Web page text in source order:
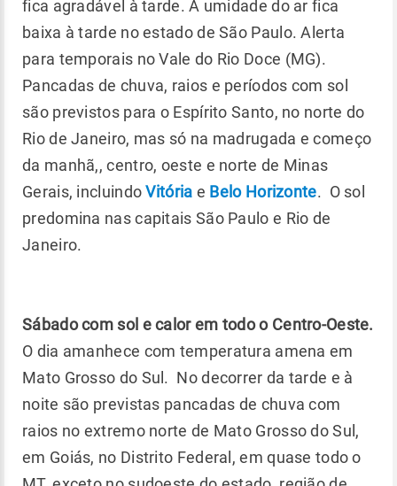
fica agradável à tarde. A umidade do ar fica
baixa à tarde no estado de São Paulo. Alerta
para temporais no Vale do Rio Doce (MG).
Pancadas de chuva, raios e períodos com sol
são previstos para o Espírito Santo, no norte do
Rio de Janeiro, mas só na madrugada e começo
da manhã,, centro, oeste e norte de Minas
Gerais, incluindoVitória e Belo Horizonte. O sol
predomina nas capitais São Paulo e Rio de
Janeiro.
Sábado com sol e calor em todo o Centro-Oeste.
O dia amanhece com temperatura amena em
Mato Grosso do Sul. No decorrer da tarde e à
noite são previstas pancadas de chuva com
raios no extremo norte de Mato Grosso do Sul,
em Goiás, no Distrito Federal, em quase todo o